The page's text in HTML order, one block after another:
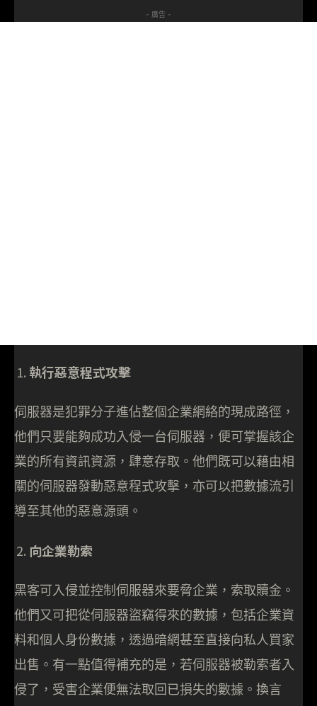
- 廣告 -
執行惡意程式攻擊
伺服器是犯罪分子進佔整個企業網絡的現成路徑，
他們只要能夠成功入侵一台伺服器，便可掌握該企
業的所有資訊資源，肆意存取。他們既可以藉由相
關的伺服器發動惡意程式攻擊，亦可以把數據流引
導至其他的惡意源頭。
向企業勒索
黑客可入侵並控制伺服器來要脅企業，索取贖金。
他們又可把從伺服器盜竊得來的數據，包括企業資
料和個人身份數據，透過暗網甚至直接向私人買家
出售。有一點值得補充的是，若伺服器被勒索者入
侵了，受害企業便無法取回已損失的數據。換言